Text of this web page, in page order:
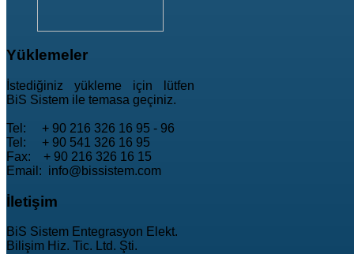
Yüklemeler
İstediğiniz yükleme için lütfen
BiS Sistem ile temasa geçiniz.
Tel: + 90 216 326 16 95 - 96
Tel: + 90 541 326 16 95
Fax: + 90 216 326 16 15
Email: info@bissistem.com
İletişim
BiS Sistem Entegrasyon Elekt.
Bilişim Hiz. Tic. Ltd. Şti.